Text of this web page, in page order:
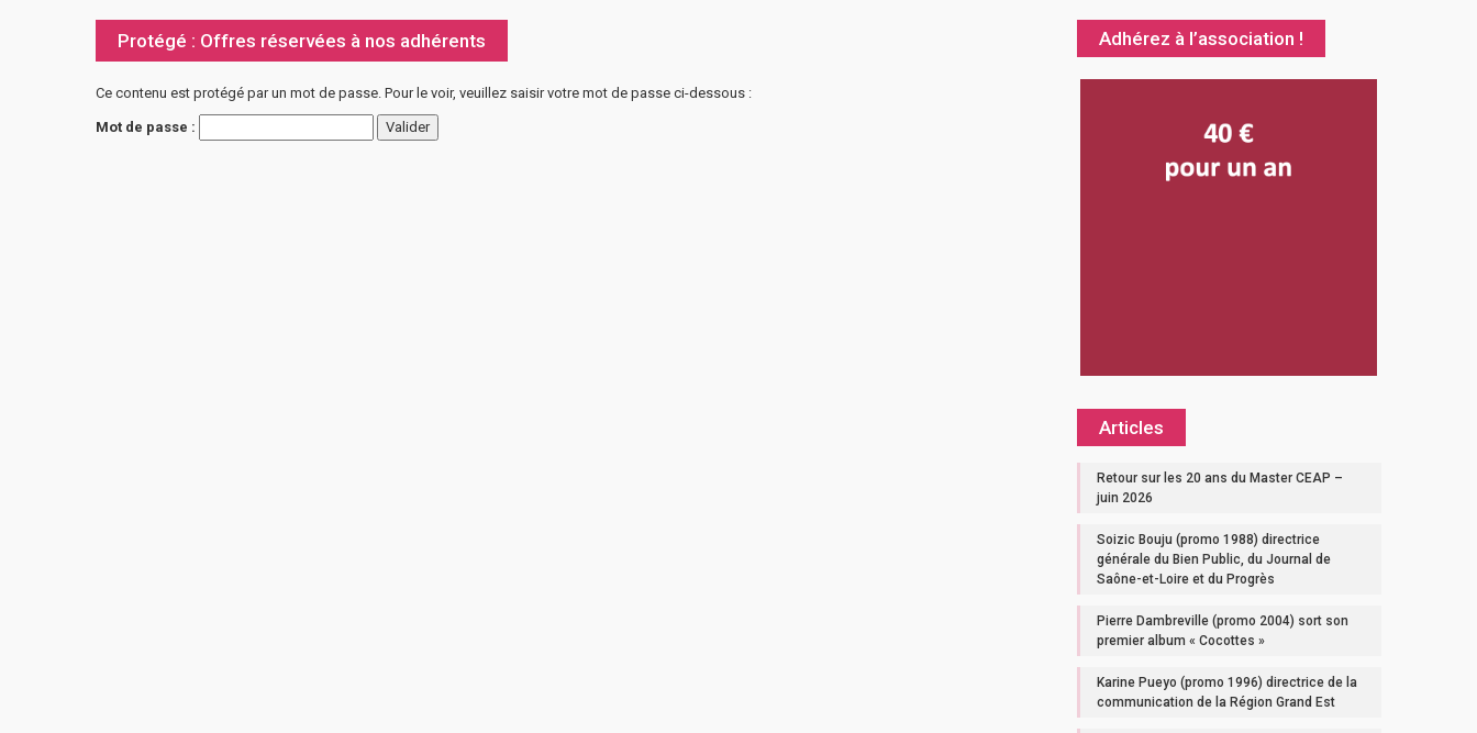
Protégé : Offres réservées à nos adhérents
Ce contenu est protégé par un mot de passe. Pour le voir, veuillez saisir votre mot de passe ci-dessous :
Mot de passe :
Adhérez à l’association !
Articles
Retour sur les 20 ans du Master CEAP –
juin 2026
Soizic Bouju (promo 1988) directrice
générale du Bien Public, du Journal de
Saône-et-Loire et du Progrès
Pierre Dambreville (promo 2004) sort son
premier album « Cocottes »
Karine Pueyo (promo 1996) directrice de la
communication de la Région Grand Est